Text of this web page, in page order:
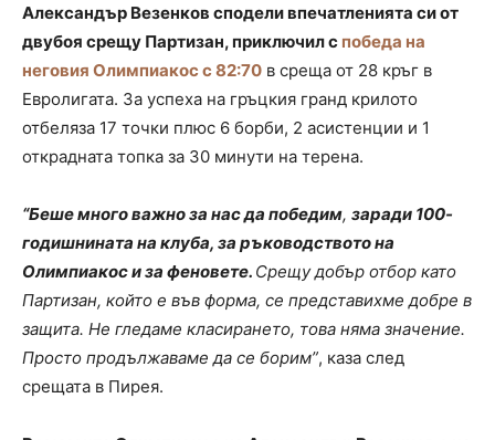
Александър Везенков сподели впечатленията си от
двубоя срещу Партизан, приключил с победа на
неговия Олимпиакос с 82:70 в среща от 28 кръг в
Евролигата. За успеха на гръцкия гранд крилото
отбеляза 17 точки плюс 6 борби, 2 асистенции и 1
открадната топка за 30 минути на терена.
“Беше много важно за нас да победим, заради 100-
годишнината на клуба, за ръководството на
Олимпиакос и за феновете. Срещу добър отбор като
Партизан, който е във форма, се представихме добре в
защита. Не гледаме класирането, това няма значение.
Просто продължаваме да се борим”, каза след
срещата в Пирея.